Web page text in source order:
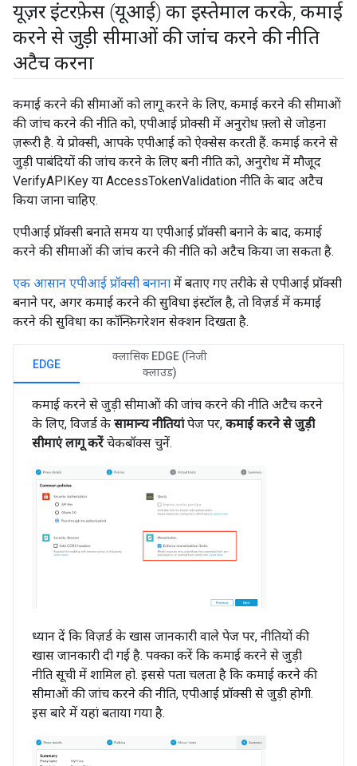
यूज़र इंटरफ़ेस (यूआई) का इस्तेमाल करके, कमाई
करने से जुड़ी सीमाओं की जांच करने की नीति
अटैच करना
कमाई करने की सीमाओं को लागू करने के लिए, कमाई करने की सीमाओं
की जांच करने की नीति को, एपीआई प्रोक्सी में अनुरोध फ़्लो से जोड़ना
ज़रूरी है. ये प्रोक्सी, आपके एपीआई को ऐक्सेस करती हैं. कमाई करने से
जुड़ी पाबंदियों की जांच करने के लिए बनी नीति को, अनुरोध में मौजूद
VerifyAPIKey या AccessTokenValidation नीति के बाद अटैच
किया जाना चाहिए.
एपीआई प्रॉक्सी बनाते समय या एपीआई प्रॉक्सी बनाने के बाद, कमाई
करने की सीमाओं की जांच करने की नीति को अटैच किया जा सकता है.
एक आसान एपीआई प्रॉक्सी बनाना में बताए गए तरीके से एपीआई प्रॉक्सी
बनाने पर, अगर कमाई करने की सुविधा इंस्टॉल है, तो विज़र्ड में कमाई
करने की सुविधा का कॉन्फ़िगरेशन सेक्शन दिखता है.
EDGE
क्लासिक EDGE (निजी
क्लाउड)
कमाई करने से जुड़ी सीमाओं की जांच करने की नीति अटैच करने
के लिए, विजर्ड के सामान्य नीतियांपेज पर, कमाई करने से जुड़ी
सीमाएं लागू करेंचेकबॉक्स चुनें.
ध्यान दें कि विज़र्ड के खास जानकारी वाले पेज पर, नीतियों की
खास जानकारी दी गई है. पक्का करें कि कमाई करने से जुड़ी
नीति सूची में शामिल हो. इससे पता चलता है कि कमाई करने की
सीमाओं की जांच करने की नीति, एपीआई प्रॉक्सी से जुड़ी होगी.
इस बारे में यहां बताया गया है.